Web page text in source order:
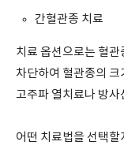
간혈관종 치료
치료 옵션으로는 혈
차단하여 혈관종의
고주파 열치료나 방사
어떤 치료법을 선택